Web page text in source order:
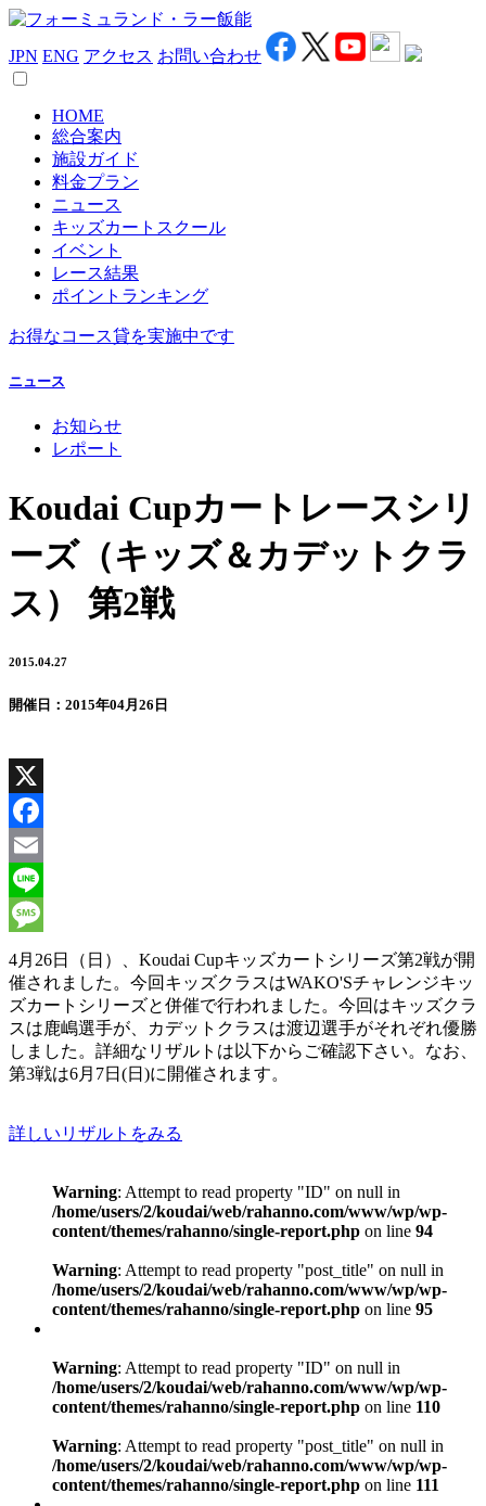
JPN ENG アクセス お問い合わせ
HOME
総合案内
施設ガイド
料金プラン
ニュース
キッズカートスクール
イベント
レース結果
ポイントランキング
お得なコース貸を実施中です
ニュース
お知らせ
レポート
Koudai Cupカートレースシリ
ーズ（キッズ＆カデットクラ
ス） 第2戦
2015.04.27
開催日：2015年04月26日
X
Facebook
Email
Line
Message
4月26日（日）、Koudai Cupキッズカートシリーズ第2戦が開
催されました。今回キッズクラスはWAKO'Sチャレンジキッ
ズカートシリーズと併催で行われました。今回はキッズクラ
スは鹿嶋選手が、カデットクラスは渡辺選手がそれぞれ優勝
しました。詳細なリザルトは以下からご確認下さい。なお、
第3戦は6月7日(日)に開催されます。
詳しいリザルトをみる
Warning: Attempt to read property "ID" on null in
/home/users/2/koudai/web/rahanno.com/www/wp/wp-
content/themes/rahanno/single-report.php on line 94
Warning: Attempt to read property "post_title" on null in
/home/users/2/koudai/web/rahanno.com/www/wp/wp-
content/themes/rahanno/single-report.php on line 95
Warning: Attempt to read property "ID" on null in
/home/users/2/koudai/web/rahanno.com/www/wp/wp-
content/themes/rahanno/single-report.php on line 110
Warning: Attempt to read property "post_title" on null in
/home/users/2/koudai/web/rahanno.com/www/wp/wp-
content/themes/rahanno/single-report.php on line 111